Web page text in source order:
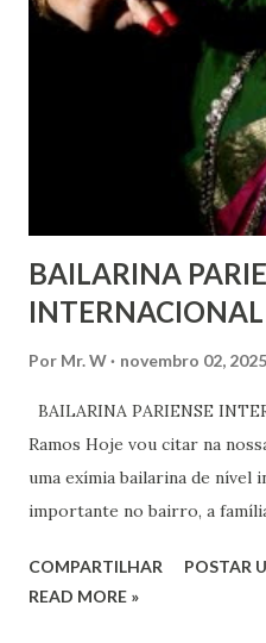
participar no governo
Universal dos Direitos
das mudanças históricas no
anos, em que milhões foram
Em outras partes do mundo,
serem ouvidas através ...
BAILARINA
INTERNACIONAL
Por Mr. W novembro 02, 2025
BAILARINA PARIENSE
Ramos Hoje vou citar na
uma exímia bailarina de nível
importante no bairro, a
Vamos às informações de
COMPARTILHAR
POSTAR
READ MORE »